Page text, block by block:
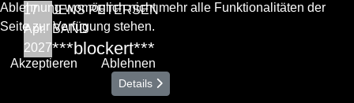
17
Apr.
2027
JENS PETERSEN
BAND
***blockert***
Details
Ablehnung womöglich nicht mehr alle Funktionalitäten der
Seite zur Verfügung stehen.
Akzeptieren Ablehnen